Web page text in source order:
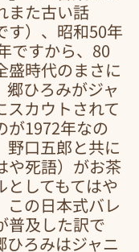
また古い話
す）、昭和50年
ですから、80
盛時代のまさに
ひろみがジャ
スカウトされて
が1972年なの
野口五郎と共に
や死語）がお茶
としてもてはや
この日本式バレ
普及した訳で
ひろみはジャニ